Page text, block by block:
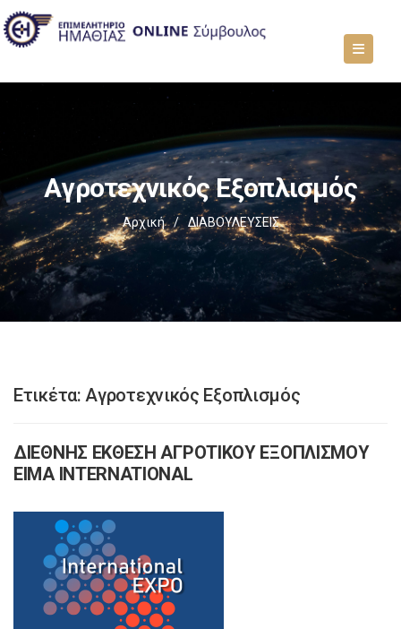
Aγροτεχνικός Εξοπλισμός
Αρχική / ΔΙΑΒΟΥΛΕΥΣΕΙΣ
Ετικέτα:Aγροτεχνικός Εξοπλισμός
ΔΙΕΘΝΗΣ ΕΚΘΕΣΗ ΑΓΡΟΤΙΚΟΥ ΕΞΟΠΛΙΣΜΟΥ
EIMA INTERNATIONAL